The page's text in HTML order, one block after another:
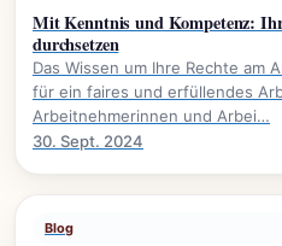
Mit Kenntnis und Kompetenz:
durchsetzen
Das Wissen um Ihre Rechte am
für ein faires und erfüllendes
Arbeitnehmerinnen und Arbei…
30. Sept. 2024
Blog